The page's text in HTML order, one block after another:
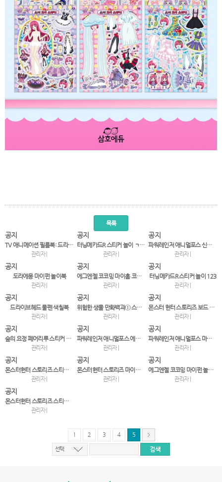
목록
공지
TV 애니메이션 필름북: 드라이브헤드 ①
관리자 |
공지
터닝메카드R 스티커 놀이 ㄱㄴㄷ
관리자 |
공지
파워레인저 애니멀포스 신나게 야생동물 종이접기
관리자 |
공지
도라에몽 마이펀 놀이북
관리자 |
공지
에그엔젤 코코밍 마이홈 코디북2
관리자 |
공지
터닝메카드R 스티커 놀이 123
관리자 |
공지
드라이브헤드 물펜 색칠북
관리자 |
공지
위험한 생물 만화백과① 스컹피와 화산섬의 드래곤
관리자 |
공지
몬스터 헌터 스토리즈 보드 놀이북: 최고의 라이더
관리자 |
공지
숲의 요정 페어리루 스티커 코디북
관리자 |
공지
파워레인저 애니멀포스 에듀 스티커 놀이
관리자 |
공지
파워레인저 애니멀포스 마이펀 놀이북
관리자 |
공지
몬스터헌터 스토리즈 스티커 놀이 ㄱㄴㄷ
관리자 |
공지
몬스터헌터 스토리즈 마이펀 놀이북
관리자 |
공지
에그엔젤 코코밍 마이펀 놀이북2
관리자 |
공지
몬스터헌터 스토리즈 스티커 놀이 123
관리자 |
1 2 3 4 5
선택